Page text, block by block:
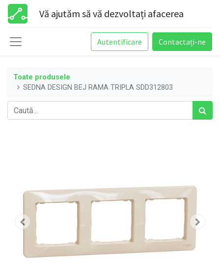
Vă ajutăm să vă dezvoltați afacerea
Autentificare Contactați-ne
Toate produsele
SEDNA DESIGN BEJ RAMA TRIPLA SDD312803